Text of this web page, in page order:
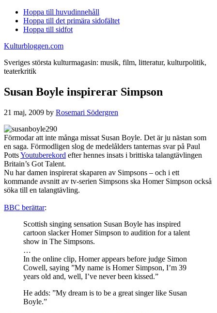
Hoppa till huvudinnehåll
Hoppa till det primära sidofältet
Hoppa till sidfot
Kulturbloggen.com
Sveriges största kulturmagasin: musik, film, litteratur, kulturpolitik,
teaterkritik
Susan Boyle inspirerar Simpson
21 maj, 2009 by Rosemari Södergren
Förmodar att inte många missat Susan Boyle. Det är ju nästan som
en saga. Förmodligen slog de medelålders tanternas svar på Paul
PottsYoutuberekord efter hennes insats i brittiska talangtävlingen
Britain’s Got Talent.
Nu har damen inspirerat skaparen av Simpsons – och i ett
kommande avsnitt av tv-serien Simpsons ska Homer Simpson också
söka till en talangtävling.
BBC berättar:
Scottish singing sensation Susan Boyle has inspired
cartoon slacker Homer Simpson to audition for a talent
show in The Simpsons.
…
In the online clip, Homer appears before judge Simon
Cowell, saying ”My name is Homer Simpson, I’m 39
years old and, well, I’ve never been kissed.”
He adds: ”My dream is to be a great singer like Susan
Boyle.”